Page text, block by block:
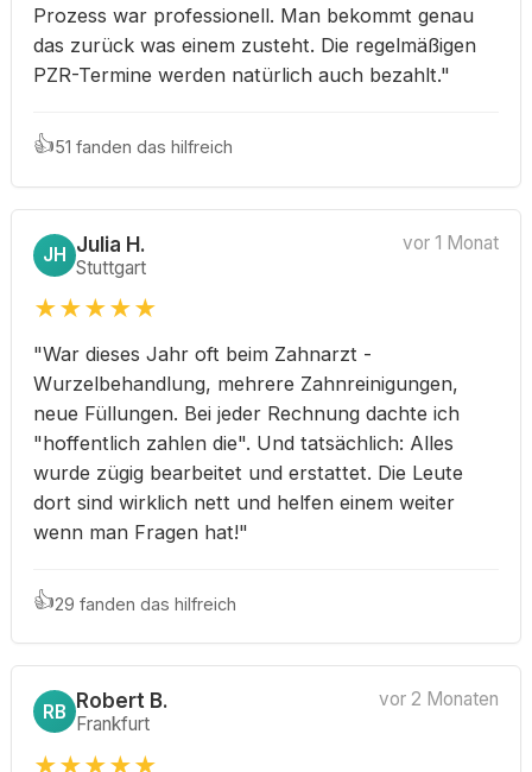
Prozess war professionell. Man bekommt genau
das zurück was einem zusteht. Die regelmäßigen
PZR-Termine werden natürlich auch bezahlt."
👍51 fanden das hilfreich
JH Julia H.
Stuttgart
vor 1 Monat
★★★★★
"War dieses Jahr oft beim Zahnarzt -
Wurzelbehandlung, mehrere Zahnreinigungen,
neue Füllungen. Bei jeder Rechnung dachte ich
"hoffentlich zahlen die". Und tatsächlich: Alles
wurde zügig bearbeitet und erstattet. Die Leute
dort sind wirklich nett und helfen einem weiter
wenn man Fragen hat!"
👍29 fanden das hilfreich
RB Robert B.
Frankfurt
vor 2 Monaten
★★★★★